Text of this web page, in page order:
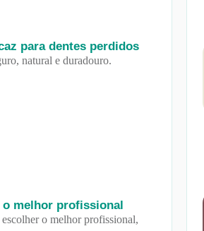
para dentes perdidos
natural e duradouro.
o melhor profissional
o melhor profissional,